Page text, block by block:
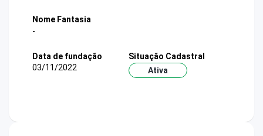
Nome Fantasia
-
Data de fundação
03/11/2022
Situação Cadastral
Ativa